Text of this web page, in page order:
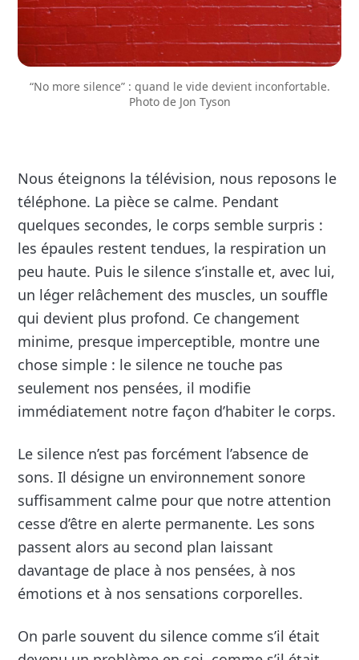
Photo de Jon Tyson
Nous éteignons la télévision, nous reposons le
téléphone. La pièce se calme. Pendant
quelques secondes, le corps semble surpris :
les épaules restent tendues, la respiration un
peu haute. Puis le silence s’installe et, avec lui,
un léger relâchement des muscles, un souffle
qui devient plus profond. Ce changement
minime, presque imperceptible, montre une
chose simple : le silence ne touche pas
seulement nos pensées, il modifie
immédiatement notre façon d’habiter le corps.
Le silence n’est pas forcément l’absence de
sons. Il désigne un environnement sonore
suffisamment calme pour que notre attention
cesse d’être en alerte permanente. Les sons
passent alors au second plan laissant
davantage de place à nos pensées, à nos
émotions et à nos sensations corporelles.
On parle souvent du silence comme s’il était